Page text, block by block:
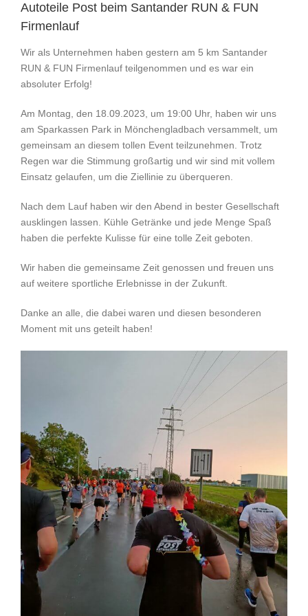
Autoteile Post beim Santander RUN & FUN
Firmenlauf
Wir als Unternehmen haben gestern am 5 km Santander
RUN & FUN Firmenlauf teilgenommen und es war ein
absoluter Erfolg!
Am Montag, den 18.09.2023, um 19:00 Uhr, haben wir uns
am Sparkassen Park in Mönchengladbach versammelt, um
gemeinsam an diesem tollen Event teilzunehmen. Trotz
Regen war die Stimmung großartig und wir sind mit vollem
Einsatz gelaufen, um die Ziellinie zu überqueren.
Nach dem Lauf haben wir den Abend in bester Gesellschaft
ausklingen lassen. Kühle Getränke und jede Menge Spaß
haben die perfekte Kulisse für eine tolle Zeit geboten.
Wir haben die gemeinsame Zeit genossen und freuen uns
auf weitere sportliche Erlebnisse in der Zukunft.
Danke an alle, die dabei waren und diesen besonderen
Moment mit uns geteilt haben!